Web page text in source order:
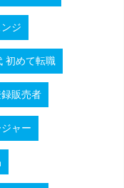
ジ
初めて転職
販売者
ャー